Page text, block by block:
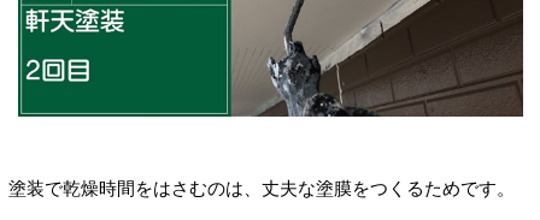
塗装で乾燥時間をはさむのは、丈夫な塗膜をつくるためです。